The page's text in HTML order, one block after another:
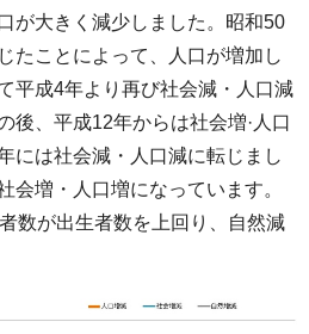
が大きく減少しました。昭和50
たことによって、人口が増加し
平成4年より再び社会減・人口減
後、平成12年からは社会増·人口
には社会減・人口減に転じまし
会増・人口増になっています。
数が出生者数を上回り、自然減